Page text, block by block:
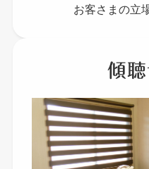
お客さまの立
傾聴